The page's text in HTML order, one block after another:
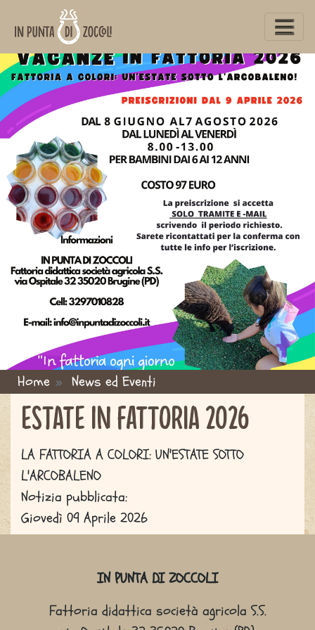
www.inpuntadizoccoli.it
You are here
Home News ed Eventi
ESTATE IN FATTORIA 2026
LA FATTORIA A COLORI: UN'ESTATE SOTTO
L'ARCOBALENO
Notizia pubblicata:
Giovedì 09 Aprile 2026
IN PUNTA DI ZOCCOLI
Fattoria didattica società agricola S.S.